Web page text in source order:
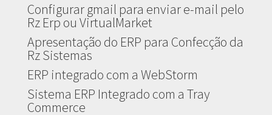
Configurar gmail para enviar e-mail pelo
Rz Erp ou VirtualMarket
Apresentação do ERP para Confecção da
Rz Sistemas
ERP integrado com a WebStorm
Sistema ERP Integrado com a Tray
Commerce